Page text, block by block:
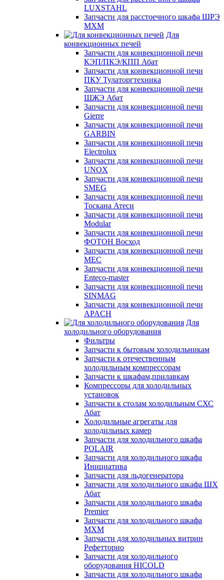
LUXSTAHL
Запчасти для расстоечного шкафа ШРЭ
МХМ
Для
конвекционных печей
Запчасти для конвекционной печи
КЭП/ПКЭ/КПП Абат
Запчасти для конвекционной печи
ПКУ Тулаторгтехника
Запчасти для конвекционной печи
ШЖЭ Абат
Запчасти для конвекционной печи
Gierre
Запчасти для конвекционной печи
GARBIN
Запчасти для конвекционной печи
Electrolux
Запчасти для конвекционной печи
UNOX
Запчасти для конвекционной печи
SMEG
Запчасти для конвекционной печи
Тоскана Атеси
Запчасти для конвекционной печи
Modular
Запчасти для конвекционной печи
ФОТОН Восход
Запчасти для конвекционной печи
MEC
Запчасти для конвекционной печи
Enteco-master
Запчасти для конвекционной печи
SINMAG
Запчасти для конвекционной печи
APACH
Для
холодильного оборудования
Фильтры
Запчасти к бытовым холодильникам
Запчасти к отечественным
холодильным компрессорам
Запчасти к шкафам,прилавкам
Компрессоры для холодильных
установок
Запчасти к столам холодильным СХС
Абат
Холодильные агрегаты для
холодильных камер
Запчасти для холодильного шкафа
POLAIR
Запчасти для холодильного шкафа
Инициатива
Запчасти для льдогенератора
Запчасти для холодильного шкафа ШХ
Абат
Запчасти для холодильного шкафа
Premier
Запчасти для холодильного шкафа
МХМ
Запчасти для холодильных витрин
Рефетторио
Запчасти для холодильного
оборудования HICOLD
Запчасти для холодильного шкафа